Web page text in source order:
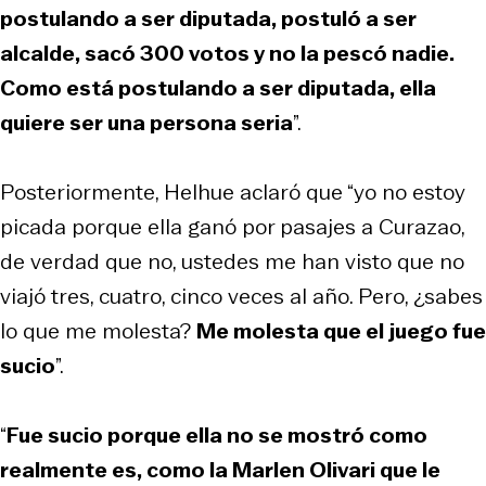
postulando a ser diputada, postuló a ser
alcalde, sacó 300 votos y no la pescó nadie.
Como está postulando a ser diputada, ella
quiere ser una persona seria”.
Posteriormente, Helhue aclaró que “yo no estoy
picada porque ella ganó por pasajes a Curazao,
de verdad que no, ustedes me han visto que no
viajó tres, cuatro, cinco veces al año. Pero, ¿sabes
lo que me molesta? Me molesta que el juego fue
sucio”.
“Fue sucio porque ella no se mostró como
realmente es, como la Marlen Olivari que le